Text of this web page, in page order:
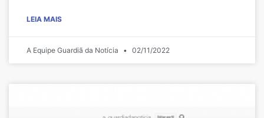
LEIA MAIS
A Equipe Guardiã da Notícia 02/11/2022